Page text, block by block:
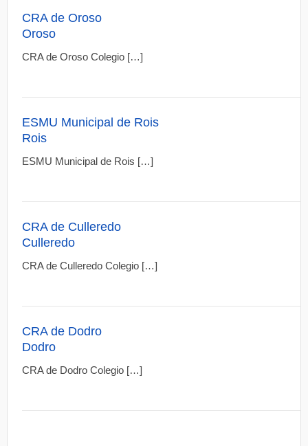
CRA de Oroso
Oroso
CRA de Oroso Colegio […]
ESMU Municipal de Rois
Rois
ESMU Municipal de Rois […]
CRA de Culleredo
Culleredo
CRA de Culleredo Colegio […]
CRA de Dodro
Dodro
CRA de Dodro Colegio […]